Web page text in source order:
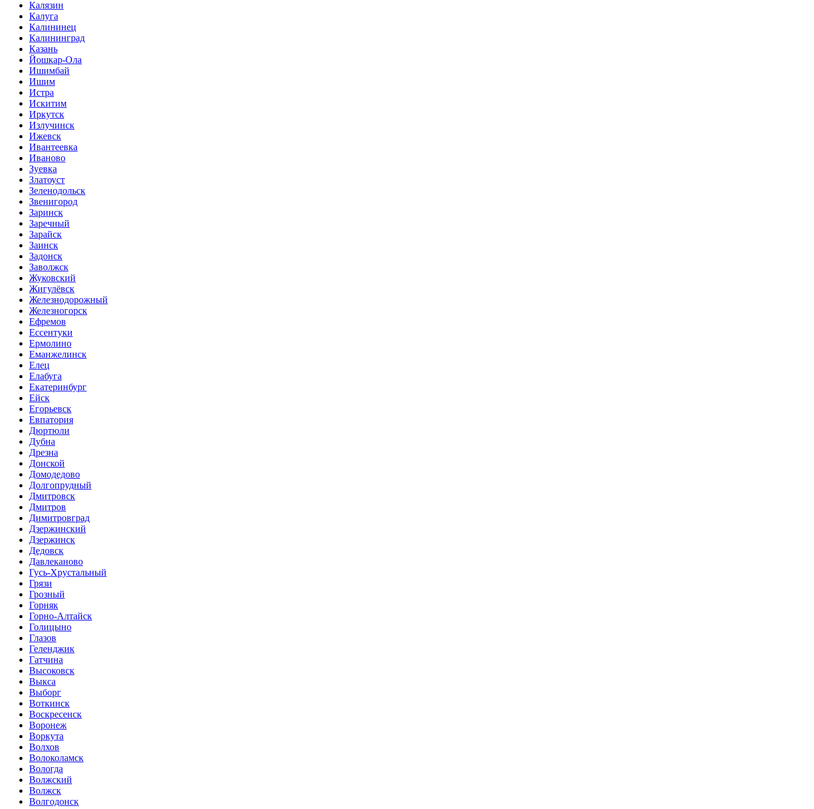
Калязин
Калуга
Калининец
Калининград
Казань
Йошкар-Ола
Ишимбай
Ишим
Истра
Искитим
Иркутск
Излучинск
Ижевск
Ивантеевка
Иваново
Зуевка
Златоуст
Зеленодольск
Звенигород
Заринск
Заречный
Зарайск
Заинск
Задонск
Заволжск
Жуковский
Жигулёвск
Железнодорожный
Железногорск
Ефремов
Ессентуки
Ермолино
Еманжелинск
Елец
Елабуга
Екатеринбург
Ейск
Егорьевск
Евпатория
Дюртюли
Дубна
Дрезна
Донской
Домодедово
Долгопрудный
Дмитровск
Дмитров
Димитровград
Дзержинский
Дзержинск
Дедовск
Давлеканово
Гусь-Хрустальный
Грязи
Грозный
Горняк
Горно-Алтайск
Голицыно
Глазов
Геленджик
Гатчина
Высоковск
Выкса
Выборг
Воткинск
Воскресенск
Воронеж
Воркута
Волхов
Волоколамск
Вологда
Волжский
Волжск
Волгодонск